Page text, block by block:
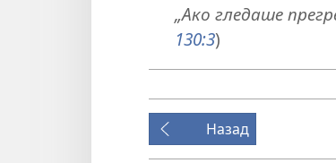
„Ако гледаше
130:3)
Назад